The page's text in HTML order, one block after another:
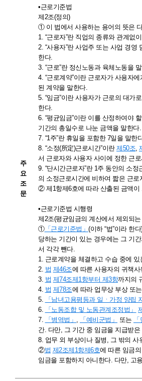
주
요
조
문
•근로기준법
제2조(정의)
① 이 법에서 사용하는 용어의 뜻은
1. “근로자”란 직업의 종류와 관계없
2. “사용자”란 사업주 또는 사업 경
한다.
3. “근로”란 정신노동과 육체노동을
4. “근로계약”이란 근로자가 사용자
된 계약을 말한다.
5. “임금”이란 사용자가 근로의 대가
한다.
6. “평균임금”이란 이를 산정하여야
기간의 총일수로 나눈 금액을 말한
7. “1주”란 휴일을 포함한 7일을 말한
8. “소정(所定)근로시간”이란 제50조
서 근로자와 사용자 사이에 정한 근로
9. “단시간근로자”란 1주 동안의 소
의 소정근로시간에 비하여 짧은 근로
② 제1항제6호에 따라 산출된 금액이
•근로기준법 시행령
제2조(평균임금의 계산에서 제외되
①「근로기준법」 (이하 “법”이라 한
당하는 기간이 있는 경우에는 그 기
서 각각 뺀다.
1. 근로계약을 체결하고 수습 중에
2. 법 제46조에 따른 사용자의 귀책
3. 법 제74조제1항부터 제3항까지의
4. 법 제78조에 따라 업무상 부상 또
5.
「남녀고용평등과 일ㆍ가정 양립
6.
「노동조합 및 노동관계조정법」
7.
「병역법」 「예비군법」 또는
간. 다만, 그 기간 중 임금을 지급받
8. 업무 외 부상이나 질병, 그 밖의
②법 제2조제1항제6호에 따른 임금
임금을 포함하지 아니한다. 다만, 고